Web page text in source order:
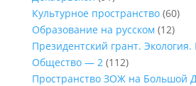
Культурное пространство(60)
Образование на русском (12)
Президентский грант. Экология.
Общество — 2(112)
Пространство ЗОЖ на Большой